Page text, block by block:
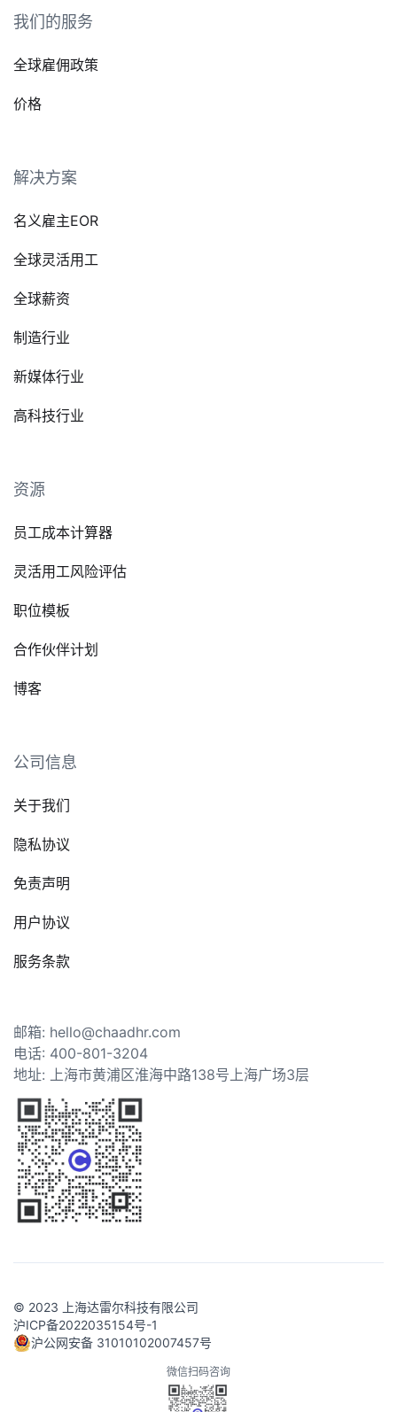
我们的服务
全球雇佣政策
价格
解决方案
名义雇主EOR
全球灵活用工
全球薪资
制造行业
新媒体行业
高科技行业
资源
员工成本计算器
灵活用工风险评估
职位模板
合作伙伴计划
博客
公司信息
关于我们
隐私协议
免责声明
用户协议
服务条款
邮箱: hello@chaadhr.com
电话: 400-801-3204
地址: 上海市黄浦区淮海中路138号上海广场3层
© 2023 上海达雷尔科技有限公司
沪ICP备2022035154号-1
沪公网安备 31010102007457号
微信扫码咨询